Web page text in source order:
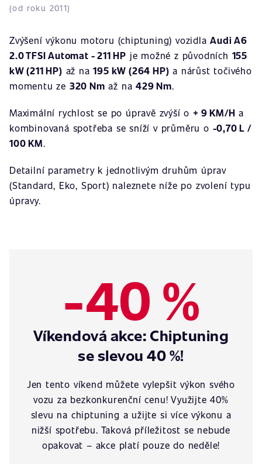
(od roku 2011)
Zvýšení výkonu motoru (chiptuning) vozidlaAudi A6
2.0 TFSI Automat - 211 HP je možné z původních 155
kW (211 HP) až na195 kW (264 HP) a nárůst točivého
momentu ze 320 Nm až na429 Nm.
Maximální rychlost se po úpravě zvýší o + 9 KM/H a
kombinovaná spotřeba se sníží v průměru o -0,70 L /
100 KM.
Detailní parametry k jednotlivým druhům úprav
(Standard, Eko, Sport) naleznete níže po zvolení typu
úpravy.
-40 %
Víkendová akce: Chiptuning
se slevou 40 %!
Jen tento víkend můžete vylepšit výkon svého
vozu za bezkonkurenční cenu! Využijte 40%
slevu na chiptuning a užijte si více výkonu a
nižší spotřebu. Taková příležitost se nebude
opakovat – akce platí pouze do neděle!